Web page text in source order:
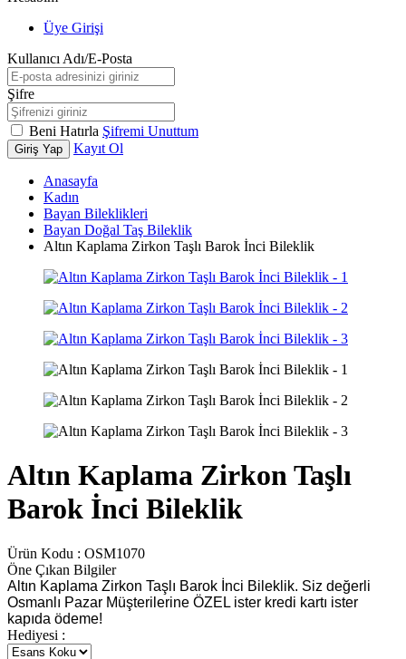
Üye Girişi
Kullanıcı Adı/E-Posta
Şifre
Beni Hatırla Şifremi Unuttum
Giriş Yap Kayıt Ol
Anasayfa
Kadın
Bayan Bileklikleri
Bayan Doğal Taş Bileklik
Altın Kaplama Zirkon Taşlı Barok İnci Bileklik
Altın Kaplama Zirkon Taşlı
Barok İnci Bileklik
Ürün Kodu : OSM1070
Öne Çıkan Bilgiler
Altın Kaplama Zirkon Taşlı Barok İnci Bileklik. Siz değerli
Osmanlı Pazar Müşterilerine ÖZEL ister kredi kartı ister
kapıda ödeme!
Hediyesi :